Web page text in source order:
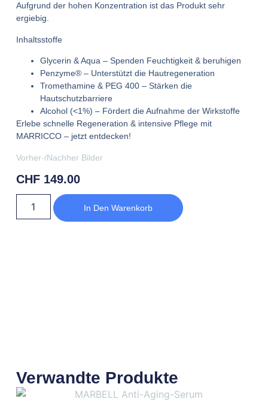
Aufgrund der hohen Konzentration ist das Produkt sehr
ergiebig.
Inhaltsstoffe
Glycerin & Aqua – Spenden Feuchtigkeit & beruhigen
Penzyme® – Unterstützt die Hautregeneration
Tromethamine & PEG 400 – Stärken die
Hautschutzbarriere
Alcohol (<1%) – Fördert die Aufnahme der Wirkstoffe
Erlebe schnelle Regeneration & intensive Pflege mit
MARRICCO – jetzt entdecken!
Vorher-/Nachher Bilder
CHF149.00
In Den Warenkorb
Verwandte Produkte